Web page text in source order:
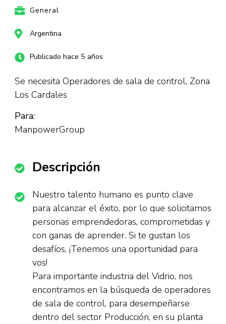
General
Argentina
Publicado hace 5 años
Se necesita Operadores de sala de control, Zona
Los Cardales
Para:
ManpowerGroup
Descripción
Nuestro talento humano es punto clave
para alcanzar el éxito, por lo que solicitamos
personas emprendedoras, comprometidas y
con ganas de aprender. Si te gustan los
desafíos, ¡Tenemos una oportunidad para
vos!
Para importante industria del Vidrio, nos
encontramos en la búsqueda de operadores
de sala de control, para desempeñarse
dentro del sector Producción, en su planta